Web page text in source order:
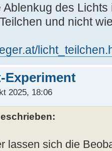
des
und nicht
Experiment
2025, 18:06
lassen sich die